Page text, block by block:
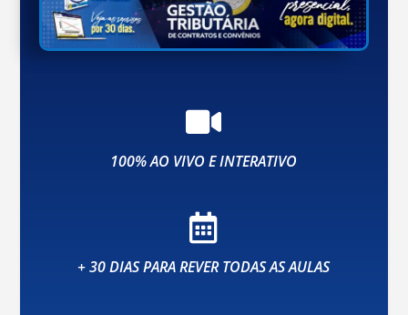

100% AO VIVO E INTERATIVO

+ 30 DIAS PARA REVER TODAS AS AULAS